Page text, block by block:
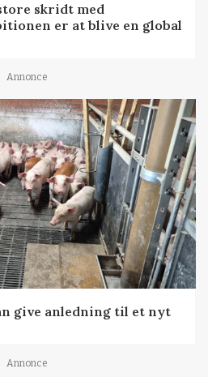
skridt med
er at blive en global
Annonce
give anledning til et nyt
Annonce